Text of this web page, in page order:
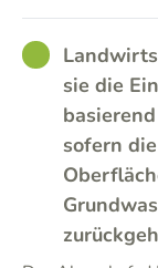
GOOD
sie die
sofern